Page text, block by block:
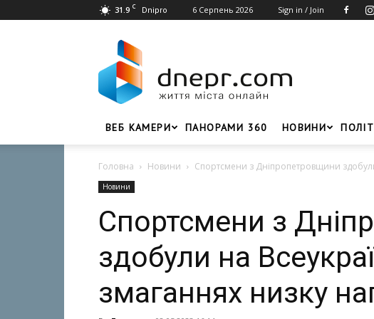
31.9 C Dnipro 6 Серпень 2026 Sign in / Join
Головний
портал
Дніпра
ВЕБ КАМЕРИ ПАНОРАМИ 360 НОВИНИ
Головна Новини Спортсмени з Дніпропетровщини
Новини
Спортсмени з
здобули на
змаганнях низку